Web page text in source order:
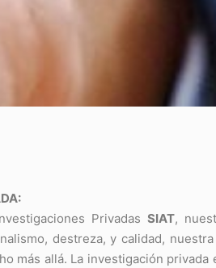
PrivadasSIAT,
destreza, y calidad,
más allá. La investigación